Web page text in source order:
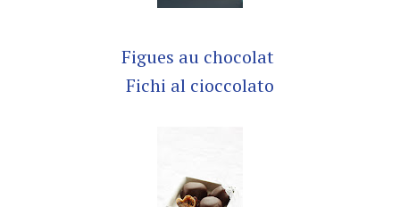
Figues au chocolat
Fichi al cioccolato